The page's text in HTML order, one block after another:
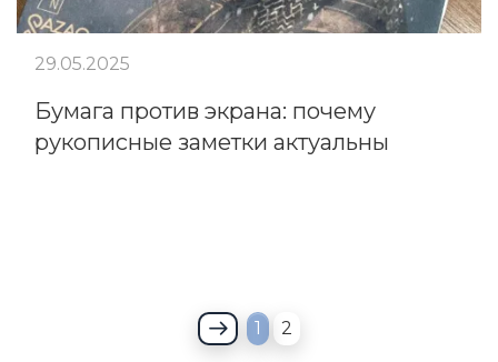
Бумага против экрана: почему
рукописные заметки актуальны
29.05.2025
1 2